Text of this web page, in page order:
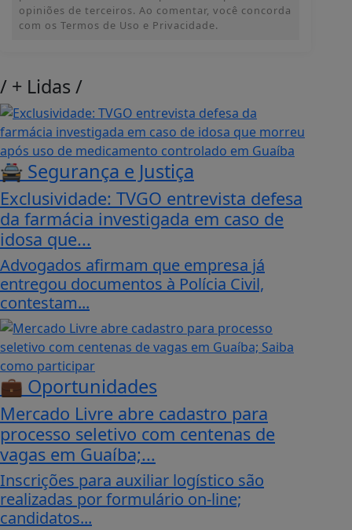
opiniões de terceiros. Ao comentar, você concorda
com os Termos de Uso e Privacidade.
/ + Lidas /
🚔 Segurança e Justiça
Exclusividade: TVGO entrevista defesa
da farmácia investigada em caso de
idosa que...
Advogados afirmam que empresa já
entregou documentos à Polícia Civil,
contestam...
💼 Oportunidades
Mercado Livre abre cadastro para
processo seletivo com centenas de
vagas em Guaíba;...
Inscrições para auxiliar logístico são
realizadas por formulário on-line;
candidatos...